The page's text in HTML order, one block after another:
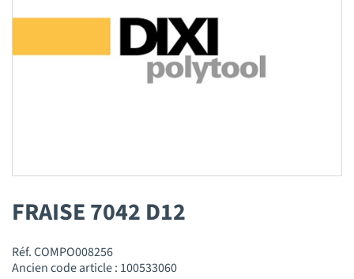
FRAISE 7042 D12
Réf. COMPO008256
Ancien code article : 100533060